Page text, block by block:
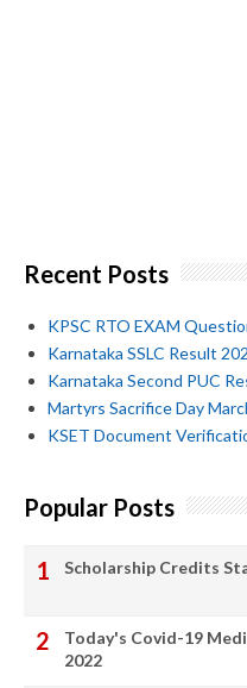
Recent Posts
KPSC RTO EXAM
Karnataka SSLC Result
Karnataka Second PUC
Martyrs Sacrifice Day
KSET Document
Popular Posts
Scholarship Credits
Today's Covid-19
2022